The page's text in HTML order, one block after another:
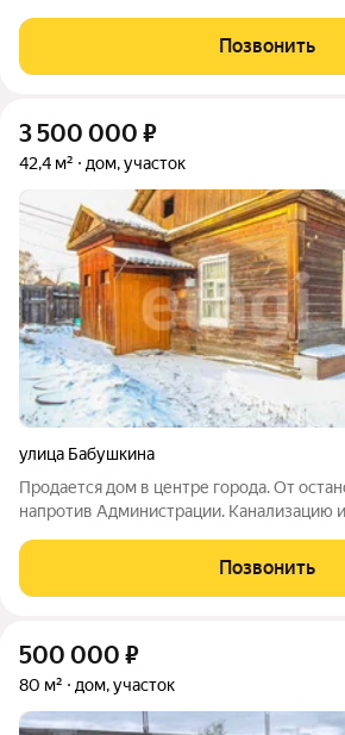
построен с бруса, зимний вариант с
водопровод. Вокpуг лecная зонa,
Позвонить
3 500 000 ₽
42,4 м² дом, участок
улица Бабушкина
Продается дом в центре города. От
напротив Администрации. Канализацию
дома. Печное отопление, также есть
центральное отопление, соседи
Позвонить
500 000 ₽
80 м² дом, участок